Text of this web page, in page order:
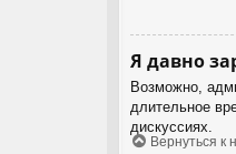
Я давно
Возможно,
длительное
дискуссиях.
Вернуться к